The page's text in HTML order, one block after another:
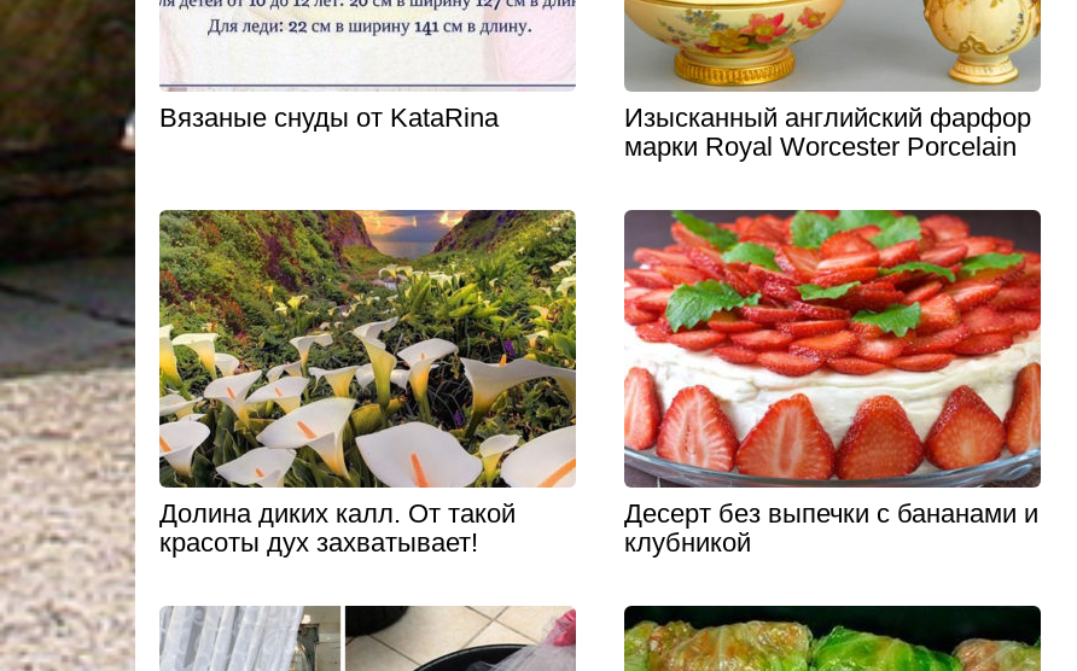
Вязаные снуды от KataRina
Изысканный английский фарфор
марки Royal Worcester Porcelain
Долина диких калл. От такой
красоты дух захватывает!
Десерт без выпечки с бананами и
клубникой